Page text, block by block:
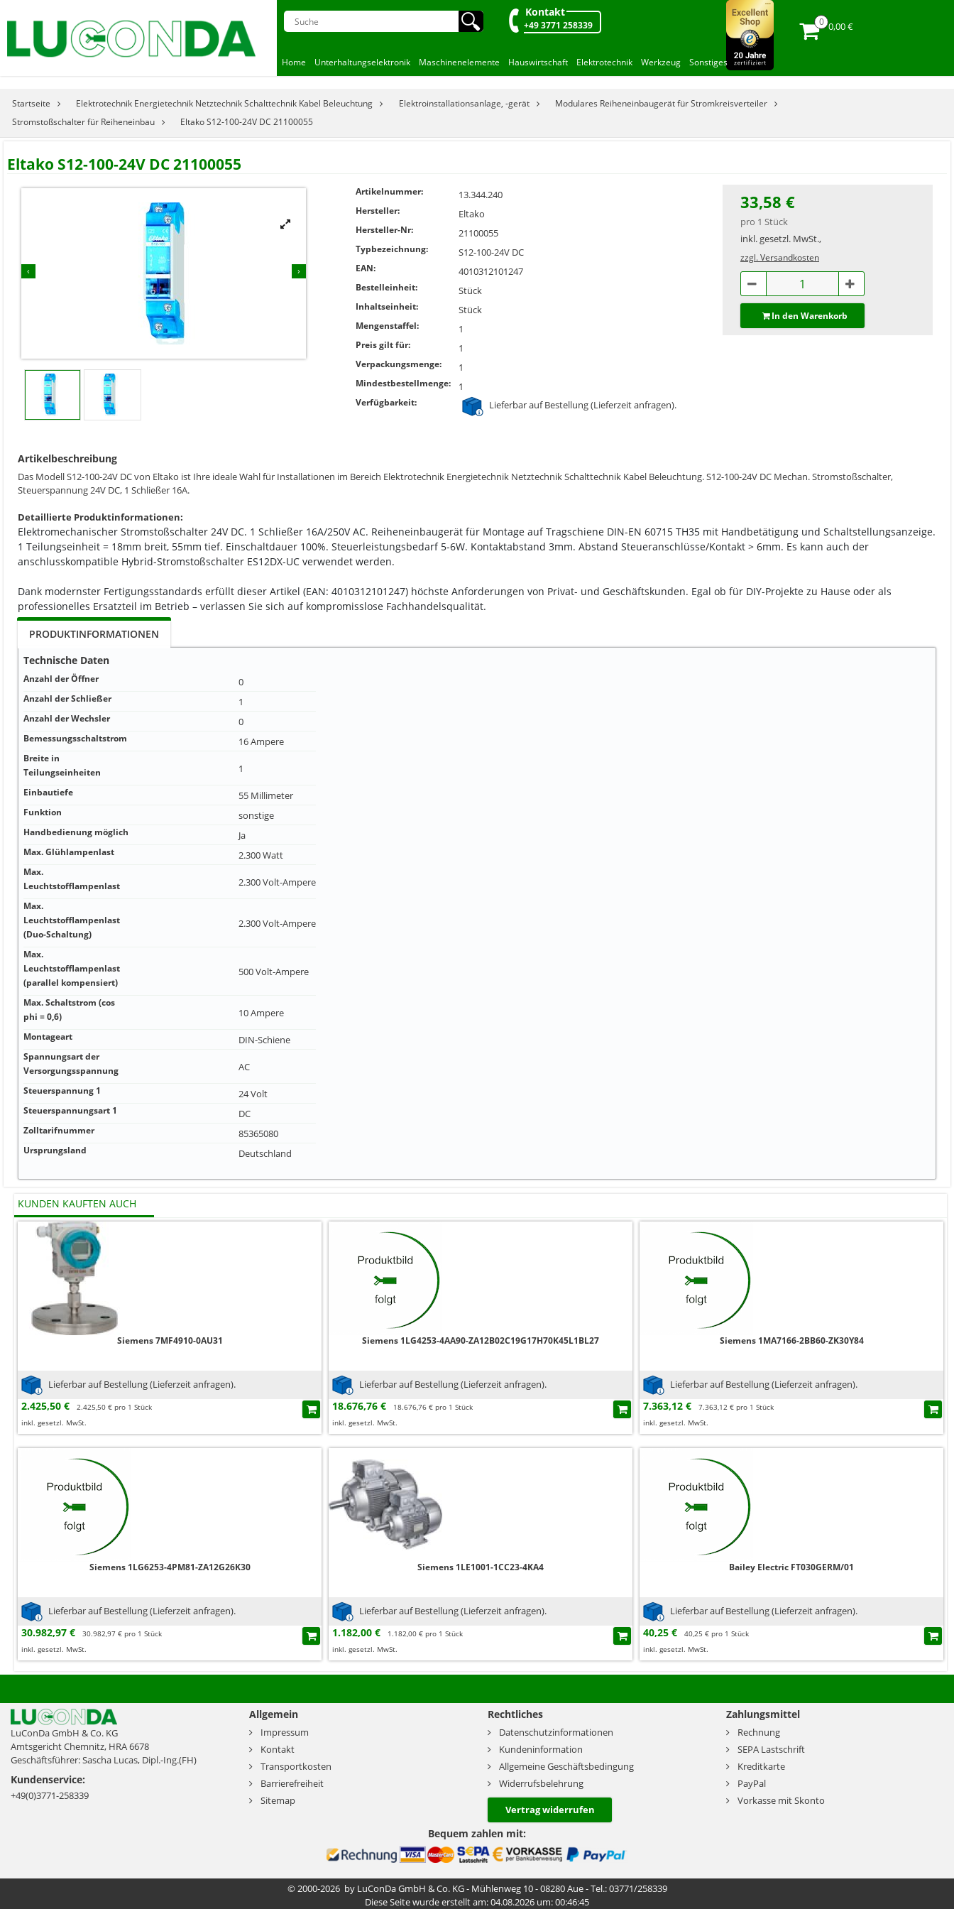
🔍︎ Kontakt
+49 3771 258339 0,00 €
Home Unterhaltungselektronik Maschinenelemente Hauswirtschaft Elektrotechnik Werkzeug Sonstiges
Startseite Elektrotechnik Energietechnik Netztechnik Schalttechnik Kabel Beleuchtung Elektroinstallationsanlage, -gerät
Modulares Reiheneinbaugerät für Stromkreisverteiler
Stromstoßschalter für Reiheneinbau
Eltako S12-100-24V DC 21100055
Eltako S12-100-24V DC 21100055
‹ ›


Artikelnummer: 13.344.240
Hersteller: Eltako
Hersteller-Nr: 21100055
Typbezeichnung: S12-100-24V DC
EAN: 4010312101247
Bestelleinheit: Stück
Inhaltseinheit: Stück
Mengenstaffel: 1
Preis gilt für: 1
Verpackungsmenge: 1
Mindestbestellmenge: 1
Verfügbarkeit: Lieferbar auf Bestellung (Lieferzeit anfragen).
33,58 €
pro 1 Stück
inkl. gesetzl. MwSt.,
zzgl. Versandkosten
In den Warenkorb
Artikelbeschreibung
Das Modell S12-100-24V DC von Eltako ist Ihre ideale Wahl für Installationen im Bereich Elektrotechnik Energietechnik Netztechnik Schalttechnik Kabel Beleuchtung. S12-100-24V DC Mechan. Stromstoßschalter,
Steuerspannung 24V DC, 1 Schließer 16A.
Detaillierte Produktinformationen:
Elektromechanischer Stromstoßschalter 24V DC. 1 Schließer 16A/250V AC. Reiheneinbaugerät für Montage auf Tragschiene DIN-EN 60715 TH35 mit Handbetätigung und Schaltstellungsanzeige.
1 Teilungseinheit = 18mm breit, 55mm tief. Einschaltdauer 100%. Steuerleistungsbedarf 5-6W. Kontaktabstand 3mm. Abstand Steueranschlüsse/Kontakt > 6mm. Es kann auch der
anschlusskompatible Hybrid-Stromstoßschalter ES12DX-UC verwendet werden.
Dank modernster Fertigungsstandards erfüllt dieser Artikel (EAN: 4010312101247) höchste Anforderungen von Privat- und Geschäftskunden. Egal ob für DIY-Projekte zu Hause oder als
professionelles Ersatzteil im Betrieb – verlassen Sie sich auf kompromisslose Fachhandelsqualität.
PRODUKTINFORMATIONEN
Technische Daten
Anzahl der Öffner 0
Anzahl der Schließer 1
Anzahl der Wechsler 0
Bemessungsschaltstrom 16 Ampere
Breite in
Teilungseinheiten
1
Einbautiefe 55 Millimeter
Funktion sonstige
Handbedienung möglich Ja
Max. Glühlampenlast 2.300 Watt
Max.
Leuchtstofflampenlast
2.300 Volt-Ampere
Max.
Leuchtstofflampenlast
(Duo-Schaltung)
2.300 Volt-Ampere
Max.
Leuchtstofflampenlast
(parallel kompensiert)
500 Volt-Ampere
Max. Schaltstrom (cos
phi = 0,6)
10 Ampere
Montageart DIN-Schiene
Spannungsart der
Versorgungsspannung
AC
Steuerspannung 1 24 Volt
Steuerspannungsart 1 DC
Zolltarifnummer 85365080
Ursprungsland Deutschland
KUNDEN KAUFTEN AUCH
Siemens 7MF4910-0AU31
Lieferbar auf Bestellung (Lieferzeit anfragen).
2.425,50 €
2.425,50 € pro 1 Stück
inkl. gesetzl. MwSt.
Siemens 1LG4253-4AA90-ZA12B02C19G17H70K45L1BL27
Lieferbar auf Bestellung (Lieferzeit anfragen).
18.676,76 €
18.676,76 € pro 1 Stück
inkl. gesetzl. MwSt.
Siemens 1MA7166-2BB60-ZK30Y84
Lieferbar auf Bestellung (Lieferzeit anfragen).
7.363,12 €
7.363,12 € pro 1 Stück
inkl. gesetzl. MwSt.
Siemens 1LG6253-4PM81-ZA12G26K30
Lieferbar auf Bestellung (Lieferzeit anfragen).
30.982,97 €
30.982,97 € pro 1 Stück
inkl. gesetzl. MwSt.
Siemens 1LE1001-1CC23-4KA4
Lieferbar auf Bestellung (Lieferzeit anfragen).
1.182,00 €
1.182,00 € pro 1 Stück
inkl. gesetzl. MwSt.
Bailey Electric FT030GERM/01
Lieferbar auf Bestellung (Lieferzeit anfragen).
40,25 €
40,25 € pro 1 Stück
inkl. gesetzl. MwSt.
LuConDa GmbH & Co. KG
Amtsgericht Chemnitz, HRA 6678
Geschäftsführer: Sascha Lucas, Dipl.-Ing.(FH)
Kundenservice:
+49(0)3771-258339
Allgemein
Impressum
Kontakt
Transportkosten
Barrierefreiheit
Sitemap
Rechtliches
Datenschutzinformationen
Kundeninformation
Allgemeine Geschäftsbedingung
Widerrufsbelehrung
Vertrag widerrufen
Zahlungsmittel
Rechnung
SEPA Lastschrift
Kreditkarte
PayPal
Vorkasse mit Skonto
Bequem zahlen mit:
© 2000-2026 by LuConDa GmbH & Co. KG - Mühlenweg 10 - 08280 Aue - Tel.: 03771/258339
Diese Seite wurde erstellt am: 04.08.2026 um: 00:46:45